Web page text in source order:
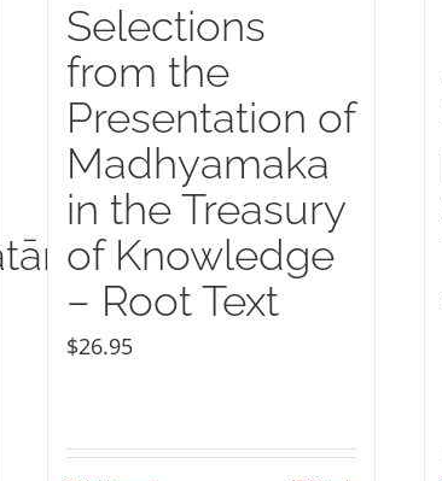
Selections
from the
Presentation of
Madhyamaka
in the Treasury
of Knowledge
– Root Text
$26.95